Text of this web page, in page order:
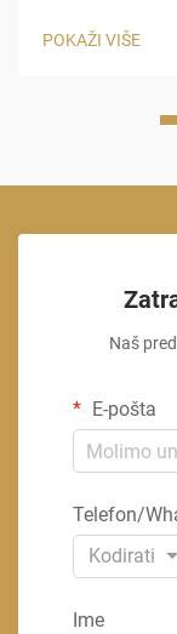
Posebno logo
POKAŽI VIŠE
Naš
E-pošta
Telefon/
Kodirati
Ime